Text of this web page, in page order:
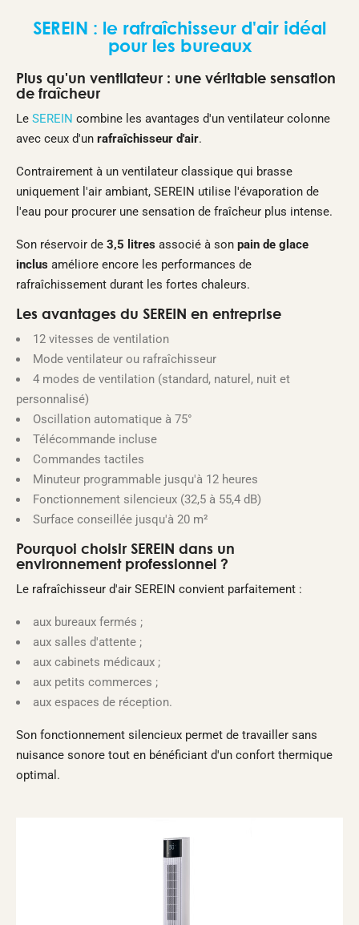
SEREIN : le rafraîchisseur d'air idéal
pour les bureaux
Plus qu'un ventilateur : une véritable sensation
de fraîcheur
Le SEREIN combine les avantages d'un ventilateur colonne
avec ceux d'un rafraîchisseur d'air.
Contrairement à un ventilateur classique qui brasse
uniquement l'air ambiant, SEREIN utilise l'évaporation de
l'eau pour procurer une sensation de fraîcheur plus intense.
Son réservoir de 3,5 litres associé à son pain de glace
inclus améliore encore les performances de
rafraîchissement durant les fortes chaleurs.
Les avantages du SEREIN en entreprise
12 vitesses de ventilation
Mode ventilateur ou rafraîchisseur
4 modes de ventilation (standard, naturel, nuit et
personnalisé)
Oscillation automatique à 75°
Télécommande incluse
Commandes tactiles
Minuteur programmable jusqu'à 12 heures
Fonctionnement silencieux (32,5 à 55,4 dB)
Surface conseillée jusqu'à 20 m²
Pourquoi choisir SEREIN dans un
environnement professionnel ?
Le rafraîchisseur d'air SEREIN convient parfaitement :
aux bureaux fermés ;
aux salles d'attente ;
aux cabinets médicaux ;
aux petits commerces ;
aux espaces de réception.
Son fonctionnement silencieux permet de travailler sans
nuisance sonore tout en bénéficiant d'un confort thermique
optimal.